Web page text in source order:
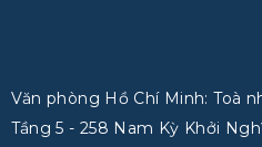
Văn phòng Hồ Chí Minh: Toà
Tầng 5 - 258 Nam Kỳ Khởi